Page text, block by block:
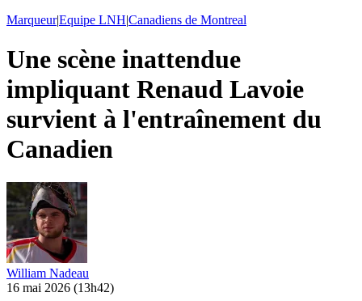
Marqueur|Equipe LNH|Canadiens de Montreal
Une scène inattendue
impliquant Renaud Lavoie
survient à l'entraînement du
Canadien
William Nadeau
16 mai 2026 (13h42)